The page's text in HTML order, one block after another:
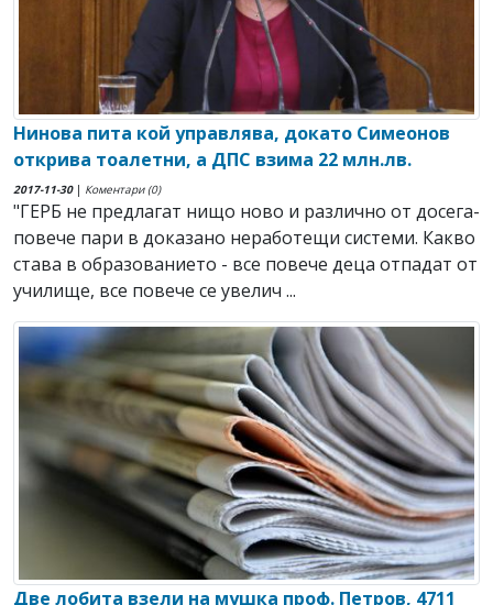
Нинова пита кой управлява, докато Симеонов
открива тоалетни, а ДПС взима 22 млн.лв.
2017-11-30| Коментари (0)
"ГЕРБ не предлагат нищо ново и различно от досега-
повече пари в доказано неработещи системи. Какво
става в образованието - все повече деца отпадат от
училище, все повече се увелич ...
Две лобита взели на мушка проф. Петров, 4711